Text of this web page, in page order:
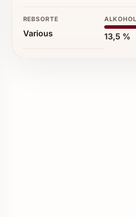
REBSORTE
Various
ALKOHOL
13,5 %